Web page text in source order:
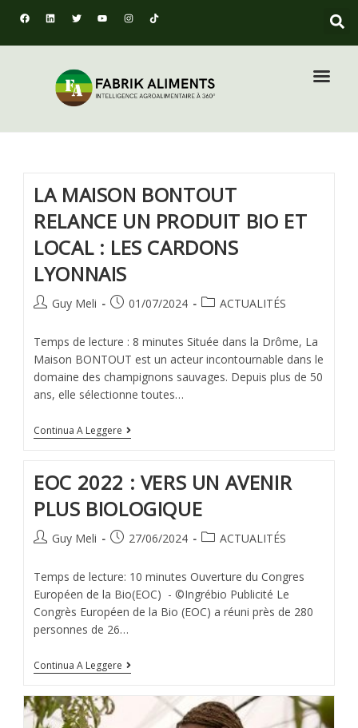
LA MAISON BONTOUT
RELANCE UN PRODUIT BIO ET
LOCAL : LES CARDONS
LYONNAIS
Guy Meli 01/07/2024 ACTUALITÉS
Temps de lecture : 8 minutes Située dans la Drôme, La
Maison BONTOUT est un acteur incontournable dans le
domaine des champignons sauvages. Depuis plus de 50
ans, elle sélectionne toutes…
Continua A Leggere
EOC 2022 : VERS UN AVENIR
PLUS BIOLOGIQUE
Guy Meli 27/06/2024 ACTUALITÉS
Temps de lecture: 10 minutes Ouverture du Congres
Européen de la Bio(EOC) - ©Ingrébio Publicité Le
Congrès Européen de la Bio (EOC) a réuni près de 280
personnes de 26…
Continua A Leggere